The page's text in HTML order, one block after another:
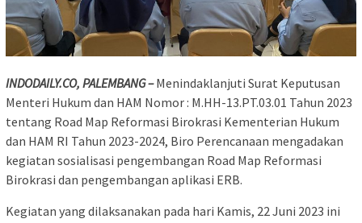
INDODAILY.CO, PALEMBANG –Menindaklanjuti Surat Keputusan
Menteri Hukum dan HAM Nomor : M.HH-13.PT.03.01 Tahun 2023
tentang Road Map Reformasi Birokrasi Kementerian Hukum
dan HAM RI Tahun 2023-2024, Biro Perencanaan mengadakan
kegiatan sosialisasi pengembangan Road Map Reformasi
Birokrasi dan pengembangan aplikasi ERB.
Kegiatan yang dilaksanakan pada hari Kamis, 22 Juni 2023 ini